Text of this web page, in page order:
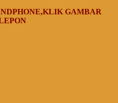
GAMBAR